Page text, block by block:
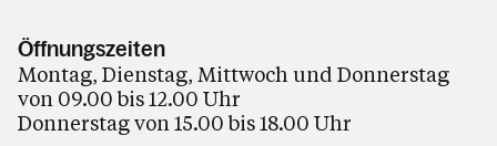
Öffnungszeiten
Montag, Dienstag, Mittwoch und Donnerstag
von 09.00 bis 12.00 Uhr
Donnerstag von 15.00 bis 18.00 Uhr